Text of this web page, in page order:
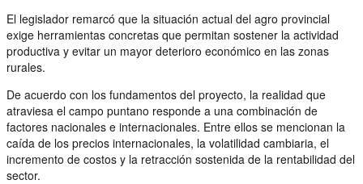
El legislador remarcó que la situación actual del agro provincial
exige herramientas concretas que permitan sostener la actividad
productiva y evitar un mayor deterioro económico en las zonas
rurales.
De acuerdo con los fundamentos del proyecto, la realidad que
atraviesa el campo puntano responde a una combinación de
factores nacionales e internacionales. Entre ellos se mencionan la
caída de los precios internacionales, la volatilidad cambiaria, el
incremento de costos y la retracción sostenida de la rentabilidad del
sector.